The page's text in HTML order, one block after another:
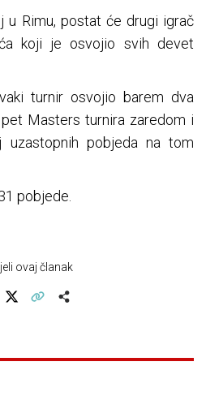
u Rimu, postat će drugi igrač
koji je osvojio svih devet
turnir osvojio barem dva
Masters turnira zaredom i
uzastopnih pobjeda na tom
pobjede.
ovaj članak